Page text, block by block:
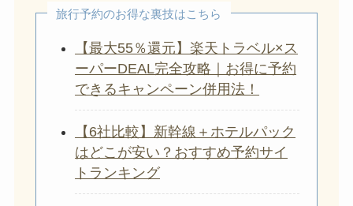
旅行予約のお得な裏技はこちら
【最大55％還元】楽天トラベル×ス
ーパーDEAL完全攻略｜お得に予約
できるキャンペーン併用法！
【6社比較】新幹線＋ホテルパック
はどこが安い？おすすめ予約サイ
トランキング